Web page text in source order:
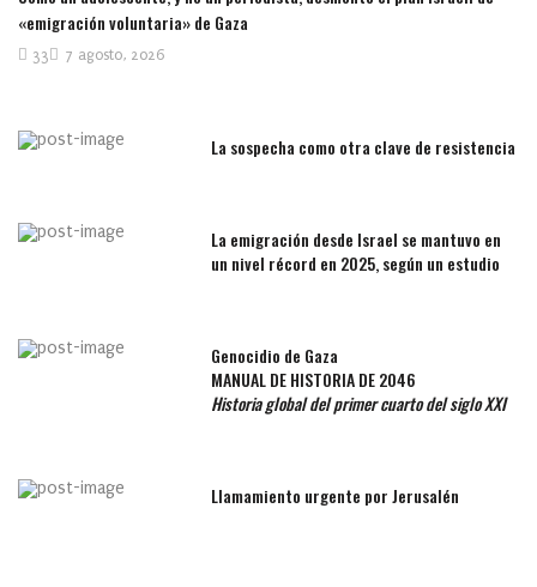
«emigración voluntaria» de Gaza
7 agosto, 2026
33
La sospecha como otra clave de resistencia
La emigración desde Israel se mantuvo en
un nivel récord en 2025, según un estudio
Genocidio de Gaza
MANUAL DE HISTORIA DE 2046
Historia global del primer cuarto del siglo XXI
Llamamiento urgente por Jerusalén